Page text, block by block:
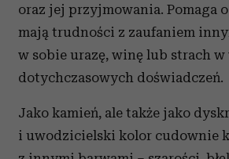
oraz jej przyjmowania. Pomaga
mają trudności z zaufaniem
w sobie urazę, winę lub strach
dotychczasowych doświadczeń.
Jako kamień, ale także jako
i uwodzicielski kolor cudownie